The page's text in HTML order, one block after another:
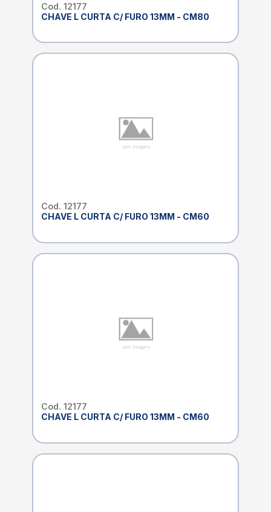
Cod. 12177
CHAVE L CURTA C/ FURO 13MM - CM80
Cod. 12177
CHAVE L CURTA C/ FURO 13MM - CM60
Cod. 12177
CHAVE L CURTA C/ FURO 13MM - CM60